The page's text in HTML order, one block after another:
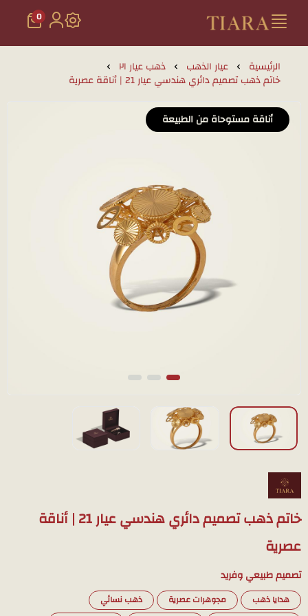
تيارا للذهب والمجوهرات
0
الرئيسية عيار الذهب ذهب عيار ٢١
خاتم ذهب تصميم دائري هندسي عيار 21 | أناقة عصرية
أناقة مستوحاة من الطبيعة
خاتم ذهب تصميم دائري هندسي عيار 21 | أناقة
عصرية
تصميم طبيعي وفريد
هدايا ذهب مجوهرات عصرية
ذهب نسائي